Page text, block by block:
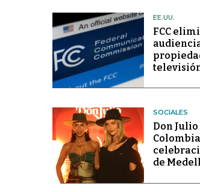
EE.UU.
FCC
SOCIALES
Don Julio
de